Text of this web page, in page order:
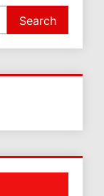
Search